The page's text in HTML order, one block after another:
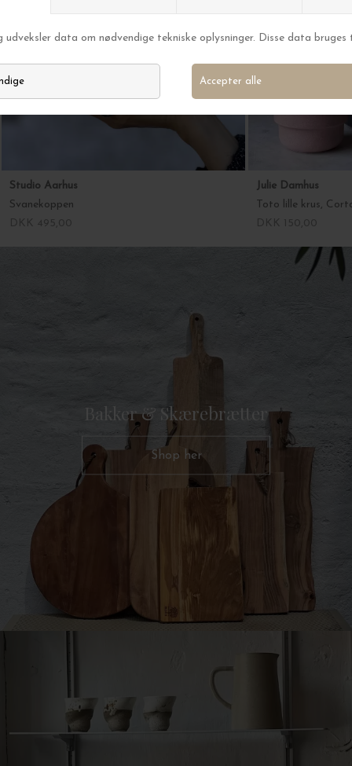
Studio Aarhus
Svanekoppen
Julie Damhus
Toto lille krus,
Bakker & Skærebrætter
Shop her